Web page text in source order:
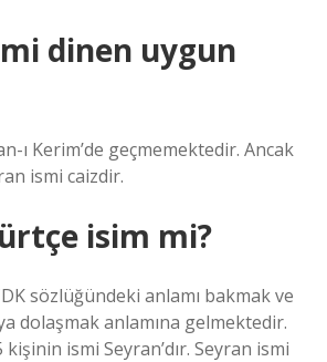
dinen uygun
ı Kerim’de geçmemektedir. Ancak
ismi caizdir.
isim mi?
sözlüğündeki anlamı bakmak ve
dolaşmak anlamına gelmektedir.
ismi Seyran’dır. Seyran ismi